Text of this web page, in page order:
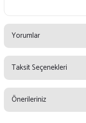
Yorumlar
Taksit Seçenekleri
Önerileriniz